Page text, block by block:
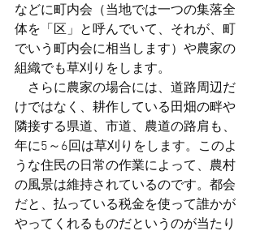
などに町内会（当地では一つの集落全
体を「区」と呼んでいて、それが、町
でいう町内会に相当します）や農家の
組織でも草刈りをします。
さらに農家の場合には、道路周辺だ
けではなく、耕作している田畑の畔や
隣接する県道、市道、農道の路肩も、
年に5～6回は草刈りをします。このよ
うな住民の日常の作業によって、農村
の風景は維持されているのです。都会
だと、払っている税金を使って誰かが
やってくれるものだというのが当たり